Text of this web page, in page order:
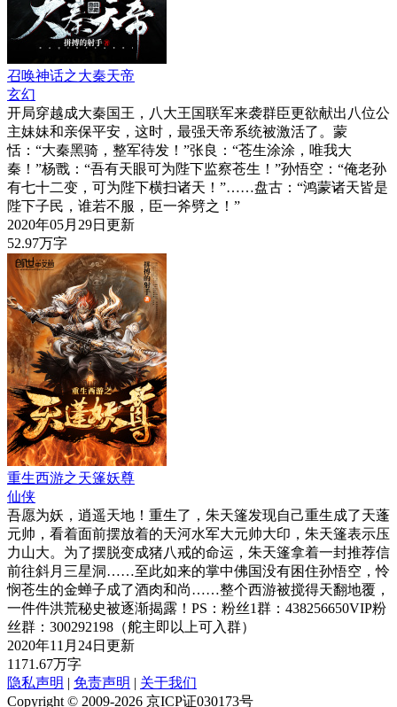
召唤神话之大秦天帝
玄幻
开局穿越成大秦国王，八大王国联军来袭群臣更欲献出八位公
主妹妹和亲保平安，这时，最强天帝系统被激活了。蒙
恬：“大秦黑骑，整军待发！”张良：“苍生涂涂，唯我大
秦！”杨戬：“吾有天眼可为陛下监察苍生！”孙悟空：“俺老孙
有七十二变，可为陛下横扫诸天！”……盘古：“鸿蒙诸天皆是
陛下子民，谁若不服，臣一斧劈之！”
2020年05月29日更新
52.97万字
重生西游之天篷妖尊
仙侠
吾愿为妖，逍遥天地！重生了，朱天篷发现自己重生成了天蓬
元帅，看着面前摆放着的天河水军大元帅大印，朱天篷表示压
力山大。为了摆脱变成猪八戒的命运，朱天篷拿着一封推荐信
前往斜月三星洞……至此如来的掌中佛国没有困住孙悟空，怜
悯苍生的金蝉子成了酒肉和尚……整个西游被搅得天翻地覆，
一件件洪荒秘史被逐渐揭露！PS：粉丝1群：438256650VIP粉
丝群：300292198（舵主即以上可入群）
2020年11月24日更新
1171.67万字
隐私声明 | 免责声明 | 关于我们
Copyright © 2009-2026 京ICP证030173号